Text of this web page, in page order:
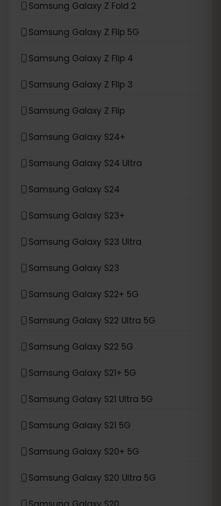
Samsung Galaxy Z Fold 2
Samsung Galaxy Z Flip 5G
Samsung Galaxy Z Flip 4
Samsung Galaxy Z Flip 3
Samsung Galaxy Z Flip
Samsung Galaxy S24+
Samsung Galaxy S24 Ultra
Samsung Galaxy S24
Samsung Galaxy S23+
Samsung Galaxy S23 Ultra
Samsung Galaxy S23
Samsung Galaxy S22+ 5G
Samsung Galaxy S22 Ultra 5G
Samsung Galaxy S22 5G
Samsung Galaxy S21+ 5G
Samsung Galaxy S21 Ultra 5G
Samsung Galaxy S21 5G
Samsung Galaxy S20+ 5G
Samsung Galaxy S20 Ultra 5G